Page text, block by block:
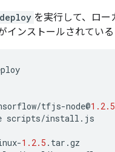
を実行して、ロー
インストールされている
/tfjs-node@1.2.5
scripts/install . js
-1.2.5 . tar .gz